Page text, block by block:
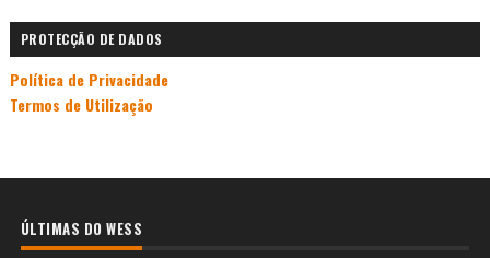
PROTECÇÃO DE DADOS
Política de Privacidade
Termos de Utilização
ÚLTIMAS DO WESS